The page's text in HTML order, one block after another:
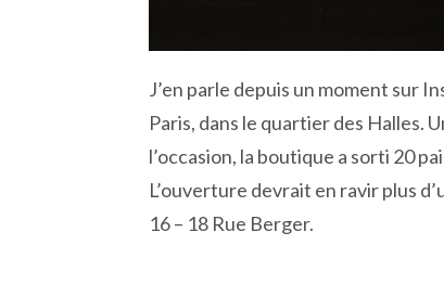
J’en parle depuis un moment sur
Paris, dans le quartier des Halles.
l’occasion, la boutique a sorti 20
L’ouverture devrait en ravir plus
16 – 18 Rue Berger.